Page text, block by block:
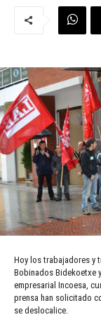
Hoy los trabajadores y
Bobinados Bidekoetxe
empresarial Incoesa,
prensa han solicitado
se deslocalice.